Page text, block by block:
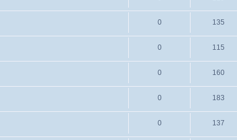
0 135
0 115
0 160
0 183
0 137